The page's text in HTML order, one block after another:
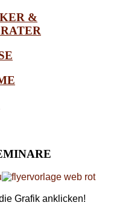
&
Grafik anklicken!